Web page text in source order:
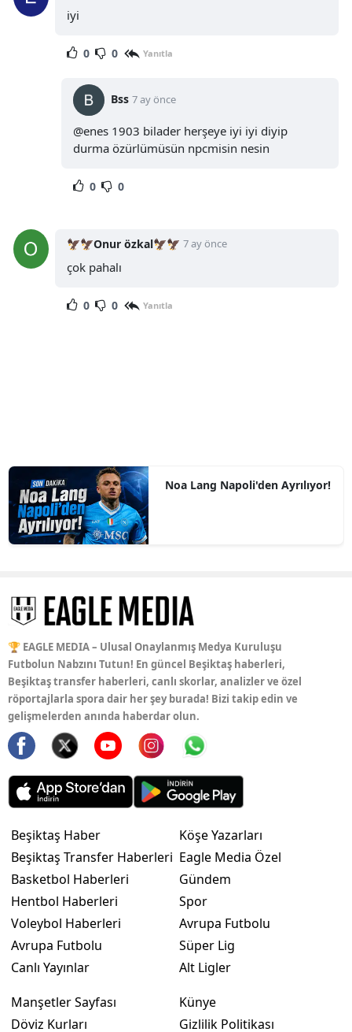
iyi
0 0 Yanıtla
Bss 7 ay önce
@enes 1903 bilader herşeye iyi iyi diyip
durma özürlümüsün npcmisin nesin
0 0
🦅🦅Onur özkal🦅🦅 7 ay önce
çok pahalı
0 0 Yanıtla
Noa Lang Napoli'den Ayrılıyor!
🏆 EAGLE MEDIA – Ulusal Onaylanmış Medya Kuruluşu
Futbolun Nabzını Tutun! En güncel Beşiktaş haberleri,
Beşiktaş transfer haberleri, canlı skorlar, analizler ve özel
röportajlarla spora dair her şey burada! Bizi takip edin ve
gelişmelerden anında haberdar olun.
Beşiktaş Haber
Beşiktaş Transfer Haberleri
Basketbol Haberleri
Hentbol Haberleri
Voleybol Haberleri
Avrupa Futbolu
Canlı Yayınlar
Köşe Yazarları
Eagle Media Özel
Gündem
Spor
Avrupa Futbolu
Süper Lig
Alt Ligler
Manşetler Sayfası
Döviz Kurları
Künye
Gizlilik Politikası